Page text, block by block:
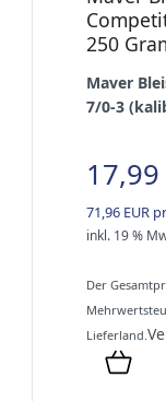
250
Maver
7/0-3
17,99
71,96 EUR
inkl. 19 %
Der
Lieferland.